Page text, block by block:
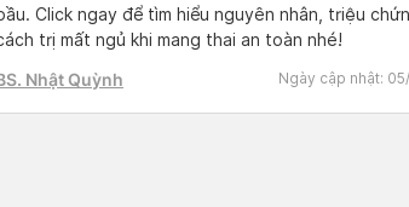
Click ngay để tìm hiểu nguyên nhân, triệu
trị mất ngủ khi mang thai an toàn nhé!
Nhật Quỳnh Ngày cập nhật: